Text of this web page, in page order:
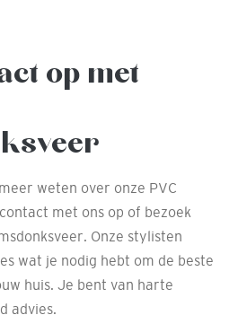
op met
weten over onze PVC
met ons op of bezoek
Onze stylisten
wat je nodig hebt om de beste
huis. Je bent van harte
advies.